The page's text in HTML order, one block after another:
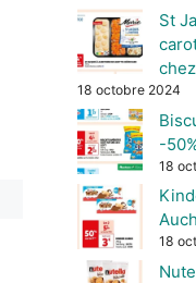
St
18 octobre 2024
-
18
18